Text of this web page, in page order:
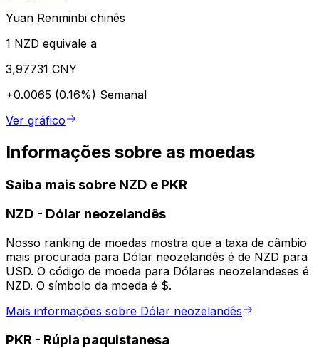
Yuan Renminbi chinês
1 NZD equivale a
3,97731 CNY
+0.0065 (0.16%) Semanal
Ver gráfico
Informações sobre as moedas
Saiba mais sobre NZD e PKR
NZD - Dólar neozelandês
Nosso ranking de moedas mostra que a taxa de câmbio
mais procurada para Dólar neozelandês é de NZD para
USD. O código de moeda para Dólares neozelandeses é
NZD. O símbolo da moeda é $.
Mais informações sobre Dólar neozelandês
PKR - Rúpia paquistanesa